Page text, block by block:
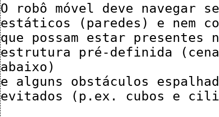
O robô móvel deve navegar
estáticos (paredes) e nem
que possam estar presentes
estrutura pré-definida
abaixo)
e alguns obstáculos
evitados (p.ex. cubos e